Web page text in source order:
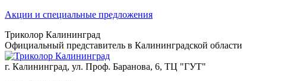
Перейти
содержанию
Акции и специальные предложения
Триколор Калининград
Официальный представитель в Калининградской области
г. Калининград, ул. Проф. Баранова, 6, ТЦ "ГУТ"